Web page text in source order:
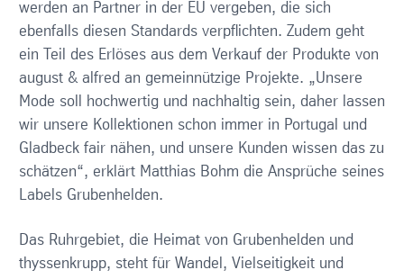
werden an Partner in der EU vergeben, die sich
ebenfalls diesen Standards verpflichten. Zudem geht
ein Teil des Erlöses aus dem Verkauf der Produkte von
august & alfred an gemeinnützige Projekte. „Unsere
Mode soll hochwertig und nachhaltig sein, daher lassen
wir unsere Kollektionen schon immer in Portugal und
Gladbeck fair nähen, und unsere Kunden wissen das zu
schätzen“, erklärt Matthias Bohm die Ansprüche seines
Labels Grubenhelden.
Das Ruhrgebiet, die Heimat von Grubenhelden und
thyssenkrupp, steht für Wandel, Vielseitigkeit und